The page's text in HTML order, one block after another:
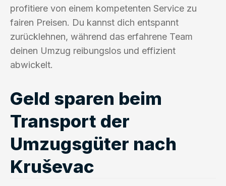
profitiere von einem kompetenten Service zu
fairen Preisen. Du kannst dich entspannt
zurücklehnen, während das erfahrene Team
deinen Umzug reibungslos und effizient
abwickelt.
Geld sparen beim
Transport der
Umzugsgüter nach
Kruševac